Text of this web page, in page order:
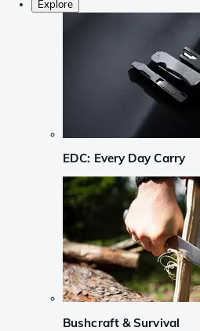
Explore
EDC: Every Day Carry
Bushcraft & Survival